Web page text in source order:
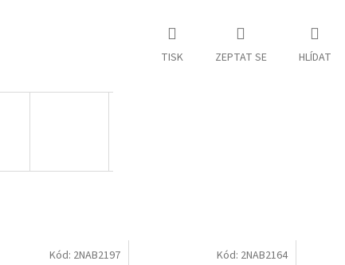
TISK ZEPTAT SE HLÍDAT
Kód: 2NAB2197 Kód: 2NAB2164